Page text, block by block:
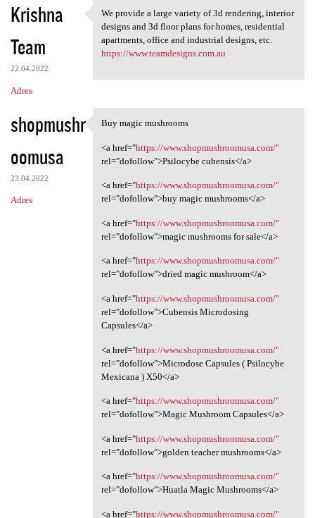
Krishna
Team
22.04.2022
Adres
We provide a large variety of
We provide a large variety of 3d rendering, interior
designs and 3d floor plans for homes, residential
apartments, office and industrial designs, etc.
https://www.teamdesigns.com.au
shopmushr
oomusa
23.04.2022
Adres
Buy magic mushrooms
Buy magic mushrooms
<a href="https://www.shopmushroomusa.com/"
rel="dofollow">Psilocybe cubensis</a>
<a href="https://www.shopmushroomusa.com/"
rel="dofollow">buy magic mushrooms</a>
<a href="https://www.shopmushroomusa.com/"
rel="dofollow">magic mushrooms for sale</a>
<a href="https://www.shopmushroomusa.com/"
rel="dofollow">dried magic mushroom</a>
<a href="https://www.shopmushroomusa.com/"
rel="dofollow">Cubensis Microdosing
Capsules</a>
<a href="https://www.shopmushroomusa.com/"
rel="dofollow">Microdose Capsules ( Psilocybe
Mexicana ) X50</a>
<a href="https://www.shopmushroomusa.com/"
rel="dofollow">Magic Mushroom Capsules</a>
<a href="https://www.shopmushroomusa.com/"
rel="dofollow">golden teacher mushrooms</a>
<a href="https://www.shopmushroomusa.com/"
rel="dofollow">Huatla Magic Mushrooms</a>
<a href="https://www.shopmushroomusa.com/"